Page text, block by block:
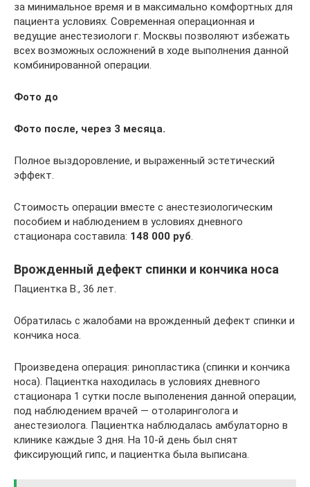
за минимальное время и в максимально комфортных для
пациента условиях. Современная операционная и
ведущие анестезиологи г. Москвы позволяют избежать
всех возможных осложнений в ходе выполнения данной
комбинированной операции.
Фото до
Фото после, через 3 месяца.
Полное выздоровление, и выраженный эстетический
эффект.
Стоимость операции вместе с анестезиологическим
пособием и наблюдением в условиях дневного
стационара составила: 148 000 руб.
Врожденный дефект спинки и кончика носа
Пациентка В., 36 лет.
Обратилась с жалобами на врожденный дефект спинки и
кончика носа.
Произведена операция: ринопластика (спинки и кончика
носа). Пациентка находилась в условиях дневного
стационара 1 сутки после выполенения данной операции,
под наблюдением врачей — отоларинголога и
анестезиолога. Пациентка наблюдалась амбулаторно в
клинике каждые 3 дня. На 10-й день был снят
фиксирующий гипс, и пациентка была выписана.